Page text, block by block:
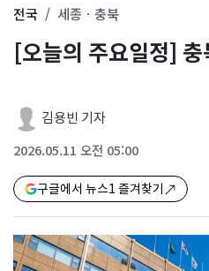
전국 세종ㆍ충북
[오늘의 주요일정]
김용빈 기자
2026.05.11 오전 05:00
구글에서 뉴스1 즐겨찾기